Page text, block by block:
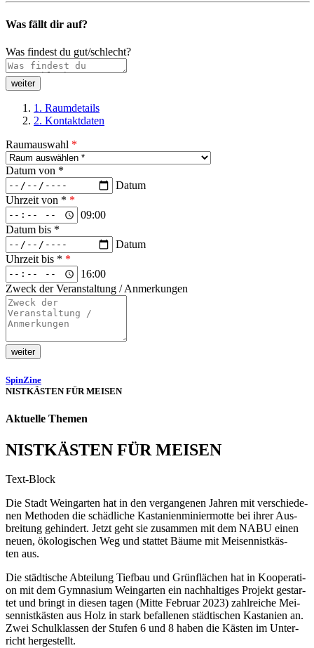
Was fällt dir auf?
Was findest du gut/schlecht?
1. Raumdetails
2. Kontaktdaten
Raumauswahl *
Datum von *
Datum
Uhrzeit von * *
09:00
Datum bis *
Datum
Uhrzeit bis * *
16:00
Zweck der Veranstaltung / Anmerkungen
Spin­Zi­ne
NISTKÄSTEN FÜR MEISEN
Aktuelle Themen
NISTKÄSTEN FÜR MEISEN
Text-Block
Die Stadt Wein­gar­ten hat in den ver­gan­ge­nen Jah­ren mit ver­schie­de­
nen Metho­den die schäd­li­che Kas­ta­ni­en­mi­nier­mot­te bei ihrer Aus­
brei­tung gehin­dert. Jetzt geht sie zusam­men mit dem NABU einen
neu­en, öko­lo­gi­schen Weg und stat­tet Bäu­me mit Mei­sen­nist­käs­
ten aus.
Die städ­ti­sche Abtei­lung Tief­bau und Grün­flä­chen hat in Koope­ra­ti­
on mit dem Gym­na­si­um Wein­gar­ten ein nach­hal­ti­ges Pro­jekt gestar­
tet und bringt in die­sen tagen (Mit­te Febru­ar 2023) zahl­rei­che Mei­
sen­nist­käs­ten aus Holz in stark befal­le­nen städ­ti­schen Kas­ta­ni­en an.
Zwei Schul­klas­sen der Stu­fen 6 und 8 haben die Käs­ten im Unter­
richt hergestellt.